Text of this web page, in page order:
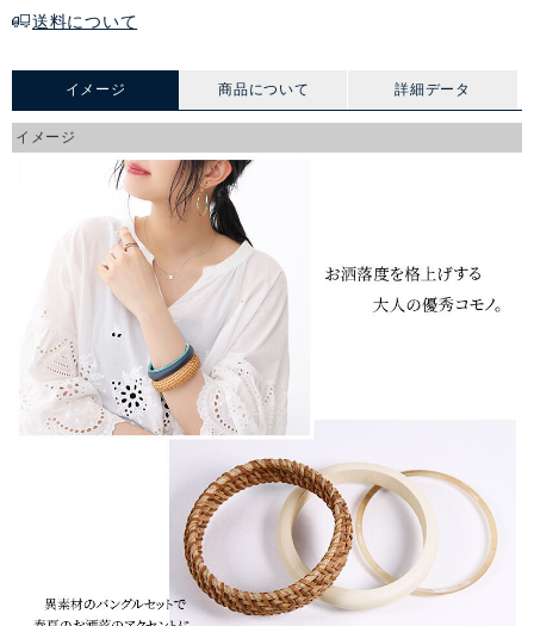
送料について
イメージ 商品について 詳細データ
イメージ